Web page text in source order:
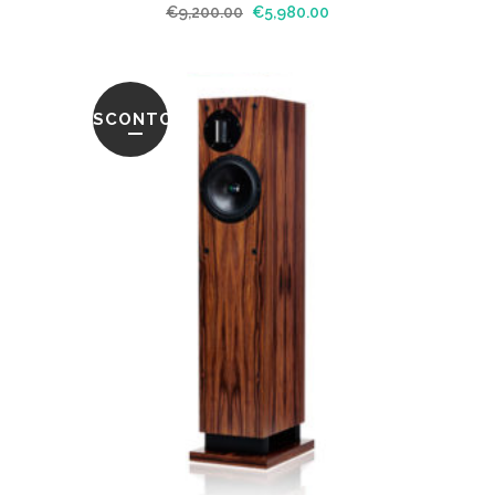
€9,200.00 €5,980.00
SCONTO